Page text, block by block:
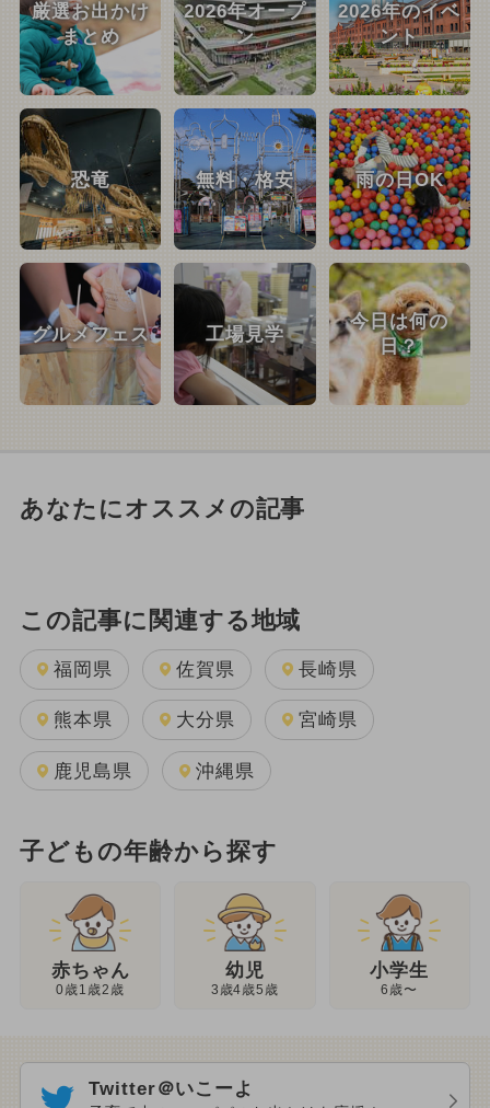
厳選お出かけ
まとめ
2026年オープ
ン
2026年のイベ
ント
恐竜 無料・格安 雨の日OK
グルメフェス 工場見学
今日は何の
日？
あなたにオススメの記事
この記事に関連する地域
福岡県 佐賀県 長崎県
熊本県 大分県 宮崎県
鹿児島県 沖縄県
子どもの年齢から探す
赤ちゃん
0歳1歳2歳
幼児
3歳4歳5歳
小学生
6歳〜
Twitter＠いこーよ